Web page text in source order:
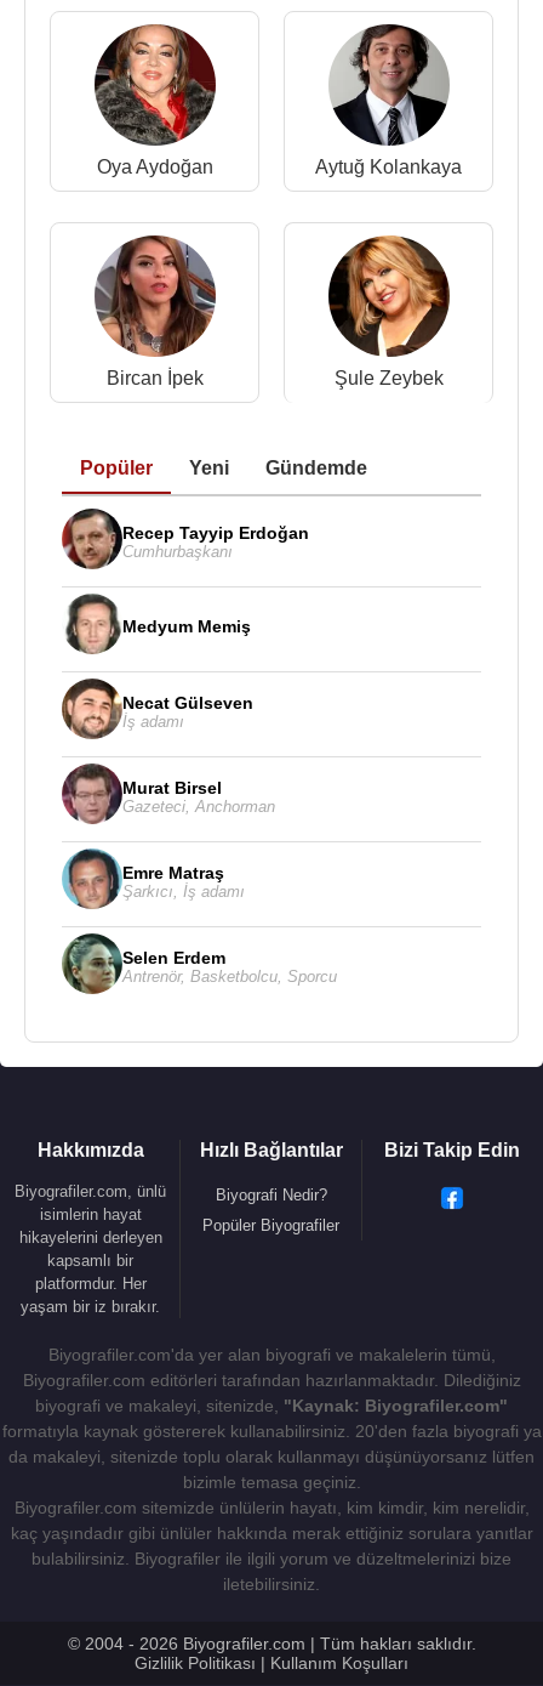
Oya Aydoğan Aytuğ Kolankaya
Bircan İpek Şule Zeybek
Popüler Yeni Gündemde
Recep Tayyip Erdoğan
Cumhurbaşkanı
Medyum Memiş
Necat Gülseven
İş adamı
Murat Birsel
Gazeteci Anchorman
Emre Matraş
Şarkıcı İş adamı
Selen Erdem
Antrenör, Basketbolcu Sporcu
Hakkımızda
Biyografiler.com, ünlü
isimlerin hayat
hikayelerini derleyen
kapsamlı bir
platformdur. Her
yaşam bir iz bırakır.
Hızlı Bağlantılar
Biyografi Nedir?
Popüler Biyografiler
Bizi Takip Edin
Biyografiler.com'da yer alan biyografi ve makalelerin tümü,
Biyografiler.com editörleri tarafından hazırlanmaktadır. Dilediğiniz
biyografi ve makaleyi, sitenizde, "Kaynak: Biyografiler.com"
formatıyla kaynak göstererek kullanabilirsiniz. 20'den fazla biyografi ya
da makaleyi, sitenizde toplu olarak kullanmayı düşünüyorsanız lütfen
bizimle temasa geçiniz.
Biyografiler.com sitemizde ünlülerin hayatı, kim kimdir, kim nerelidir,
kaç yaşındadır gibi ünlüler hakkında merak ettiğiniz sorulara yanıtlar
bulabilirsiniz. Biyografiler ile ilgili yorum ve düzeltmelerinizi bize
iletebilirsiniz.
© 2004 - 2026 Biyografiler.com | Tüm hakları saklıdır.
Gizlilik Politikası | Kullanım Koşulları